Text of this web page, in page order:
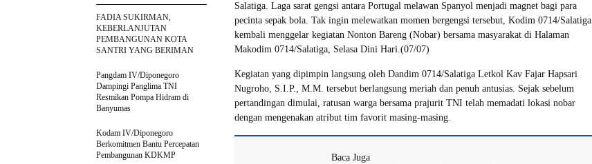
Salatiga. Laga sarat gengsi antara Portugal melawan Spanyol menjadi magnet bagi para
pecinta sepak bola. Tak ingin melewatkan momen bergengsi tersebut, Kodim 0714/Salatiga
kembali menggelar kegiatan Nonton Bareng (Nobar) bersama masyarakat di Halaman
Makodim 0714/Salatiga, Selasa Dini Hari.(07/07)
Kegiatan yang dipimpin langsung oleh Dandim 0714/Salatiga Letkol Kav Fajar Hapsari
Nugroho, S.I.P., M.M. tersebut berlangsung meriah dan penuh antusias. Sejak sebelum
pertandingan dimulai, ratusan warga bersama prajurit TNI telah memadati lokasi nobar
dengan mengenakan atribut tim favorit masing-masing.
Baca Juga
FADIA SUKIRMAN,
KEBERLANJUTAN
PEMBANGUNAN KOTA
SANTRI YANG BERIMAN
Pangdam IV/Diponegoro
Dampingi Panglima TNI
Resmikan Pompa Hidram di
Banyumas
Kodam IV/Diponegoro
Berkomitmen Bantu Percepatan
Pembangunan KDKMP